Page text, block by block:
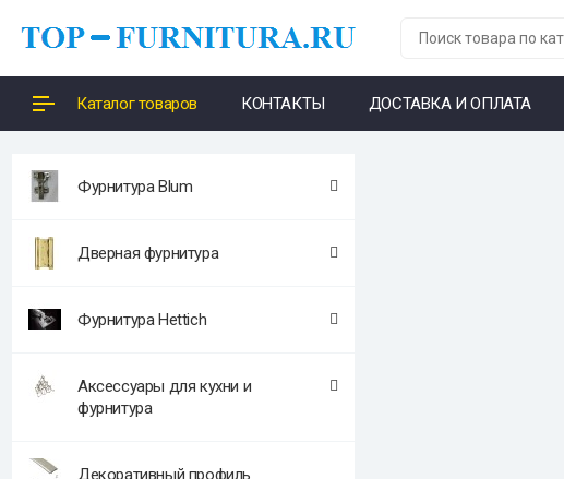
Каталог товаров КОНТАКТЫ ДОСТАВКА И ОПЛАТА
Фурнитура Blum
Дверная фурнитура
Фурнитура Hettich
Аксессуары для кухни и
фурнитура
Декоративный профиль